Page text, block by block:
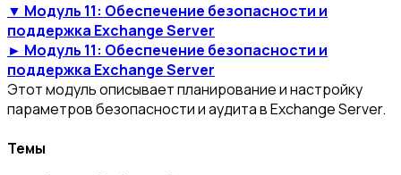
▼ Модуль 11: Обеспечение безопасности и
поддержка Exchange Server
► Модуль 11: Обеспечение безопасности и
поддержка Exchange Server
Этот модуль описывает планирование и настройку
параметров безопасности и аудита в Exchange Server.
Темы